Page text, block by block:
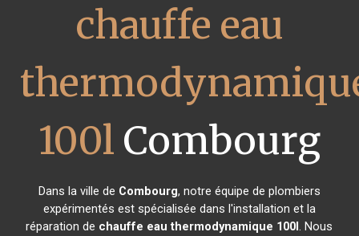
chauffe eau
100l Combourg
Dans la ville de Combourg, notre équipe de plombiers
expérimentés est spécialisée dans l'installation et la
réparation de chauffe eau thermodynamique 100l. Nous